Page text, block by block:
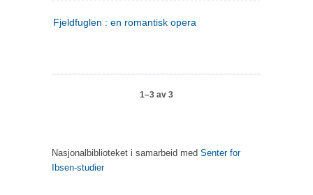
Fjeldfuglen : en romantisk opera
1–3 av 3
Nasjonalbiblioteket i samarbeid med Senter for
Ibsen-studier